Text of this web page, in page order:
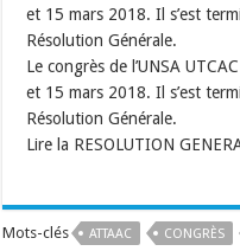
et 15 mars 2018. Il s’est
Résolution Générale.
Le congrès de l’UNSA
et 15 mars 2018. Il s’est
Résolution Générale.
Lire la RESOLUTION
Mots-clés ATTAAC CONGRÈS